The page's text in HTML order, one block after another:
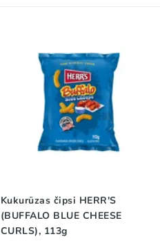
Kukurūzas čipsi HERR'S
(BUFFALO BLUE CHEESE
CURLS), 113g